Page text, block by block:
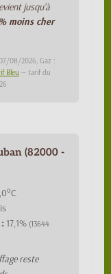
jusqu'à
moins cher
08/2026, Gaz :
Bleu — tarif du
(82000 -
17,1% (13644
reste